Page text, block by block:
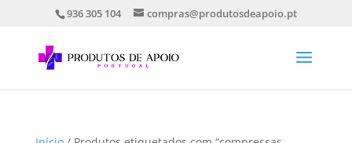
936 305 104 compras@produtosdeapoio.pt